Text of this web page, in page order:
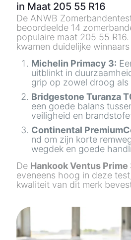
in Maat 205 55 R16
De ANWB
beoordeelde 14
populaire maat 205 55
kwamen duidelijke
Michelin Primacy 3:
uitblinkt in
grip op zowel droog als
Bridgestone Turanza
een goede balans
veiligheid en
Continental
nd om zijn korte
wegdek en goede
De Hankook Ventus Prime
eveneens hoog in deze
kwaliteit van dit merk